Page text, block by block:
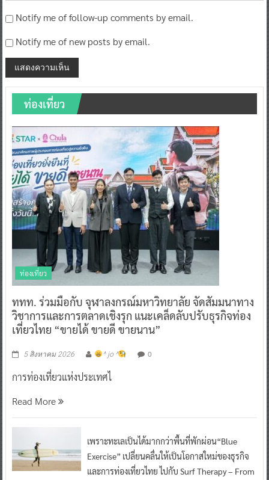
Notify me of follow-up comments by email.
Notify me of new posts by email.
ท่องเที่ยว
ท่องเที่ยว
ททท. ร่วมมือกับ จุฬาลงกรณ์มหาวิทยาลัย จัดสัมมนาทาง
วิชาการและการตลาดเชิงรุก แนะเคล็ดลับปรับธุรกิจท่อง
เที่ยวไทย “ขายได้ ขายดี ขายนาน”
5 สิงหาคม 2026 ^ jo ^ 0
การท่องเที่ยวแห่งประเทศไ
Read More
เพราะทะเลเป็นได้มากกว่าพื้นที่พักผ่อน“Blue
Exercise” เปลี่ยนคลื่นให้เป็นโอกาสใหม่ของธุรกิจ
และการท่องเที่ยวไทย ไปกับ Surf Therapy – From